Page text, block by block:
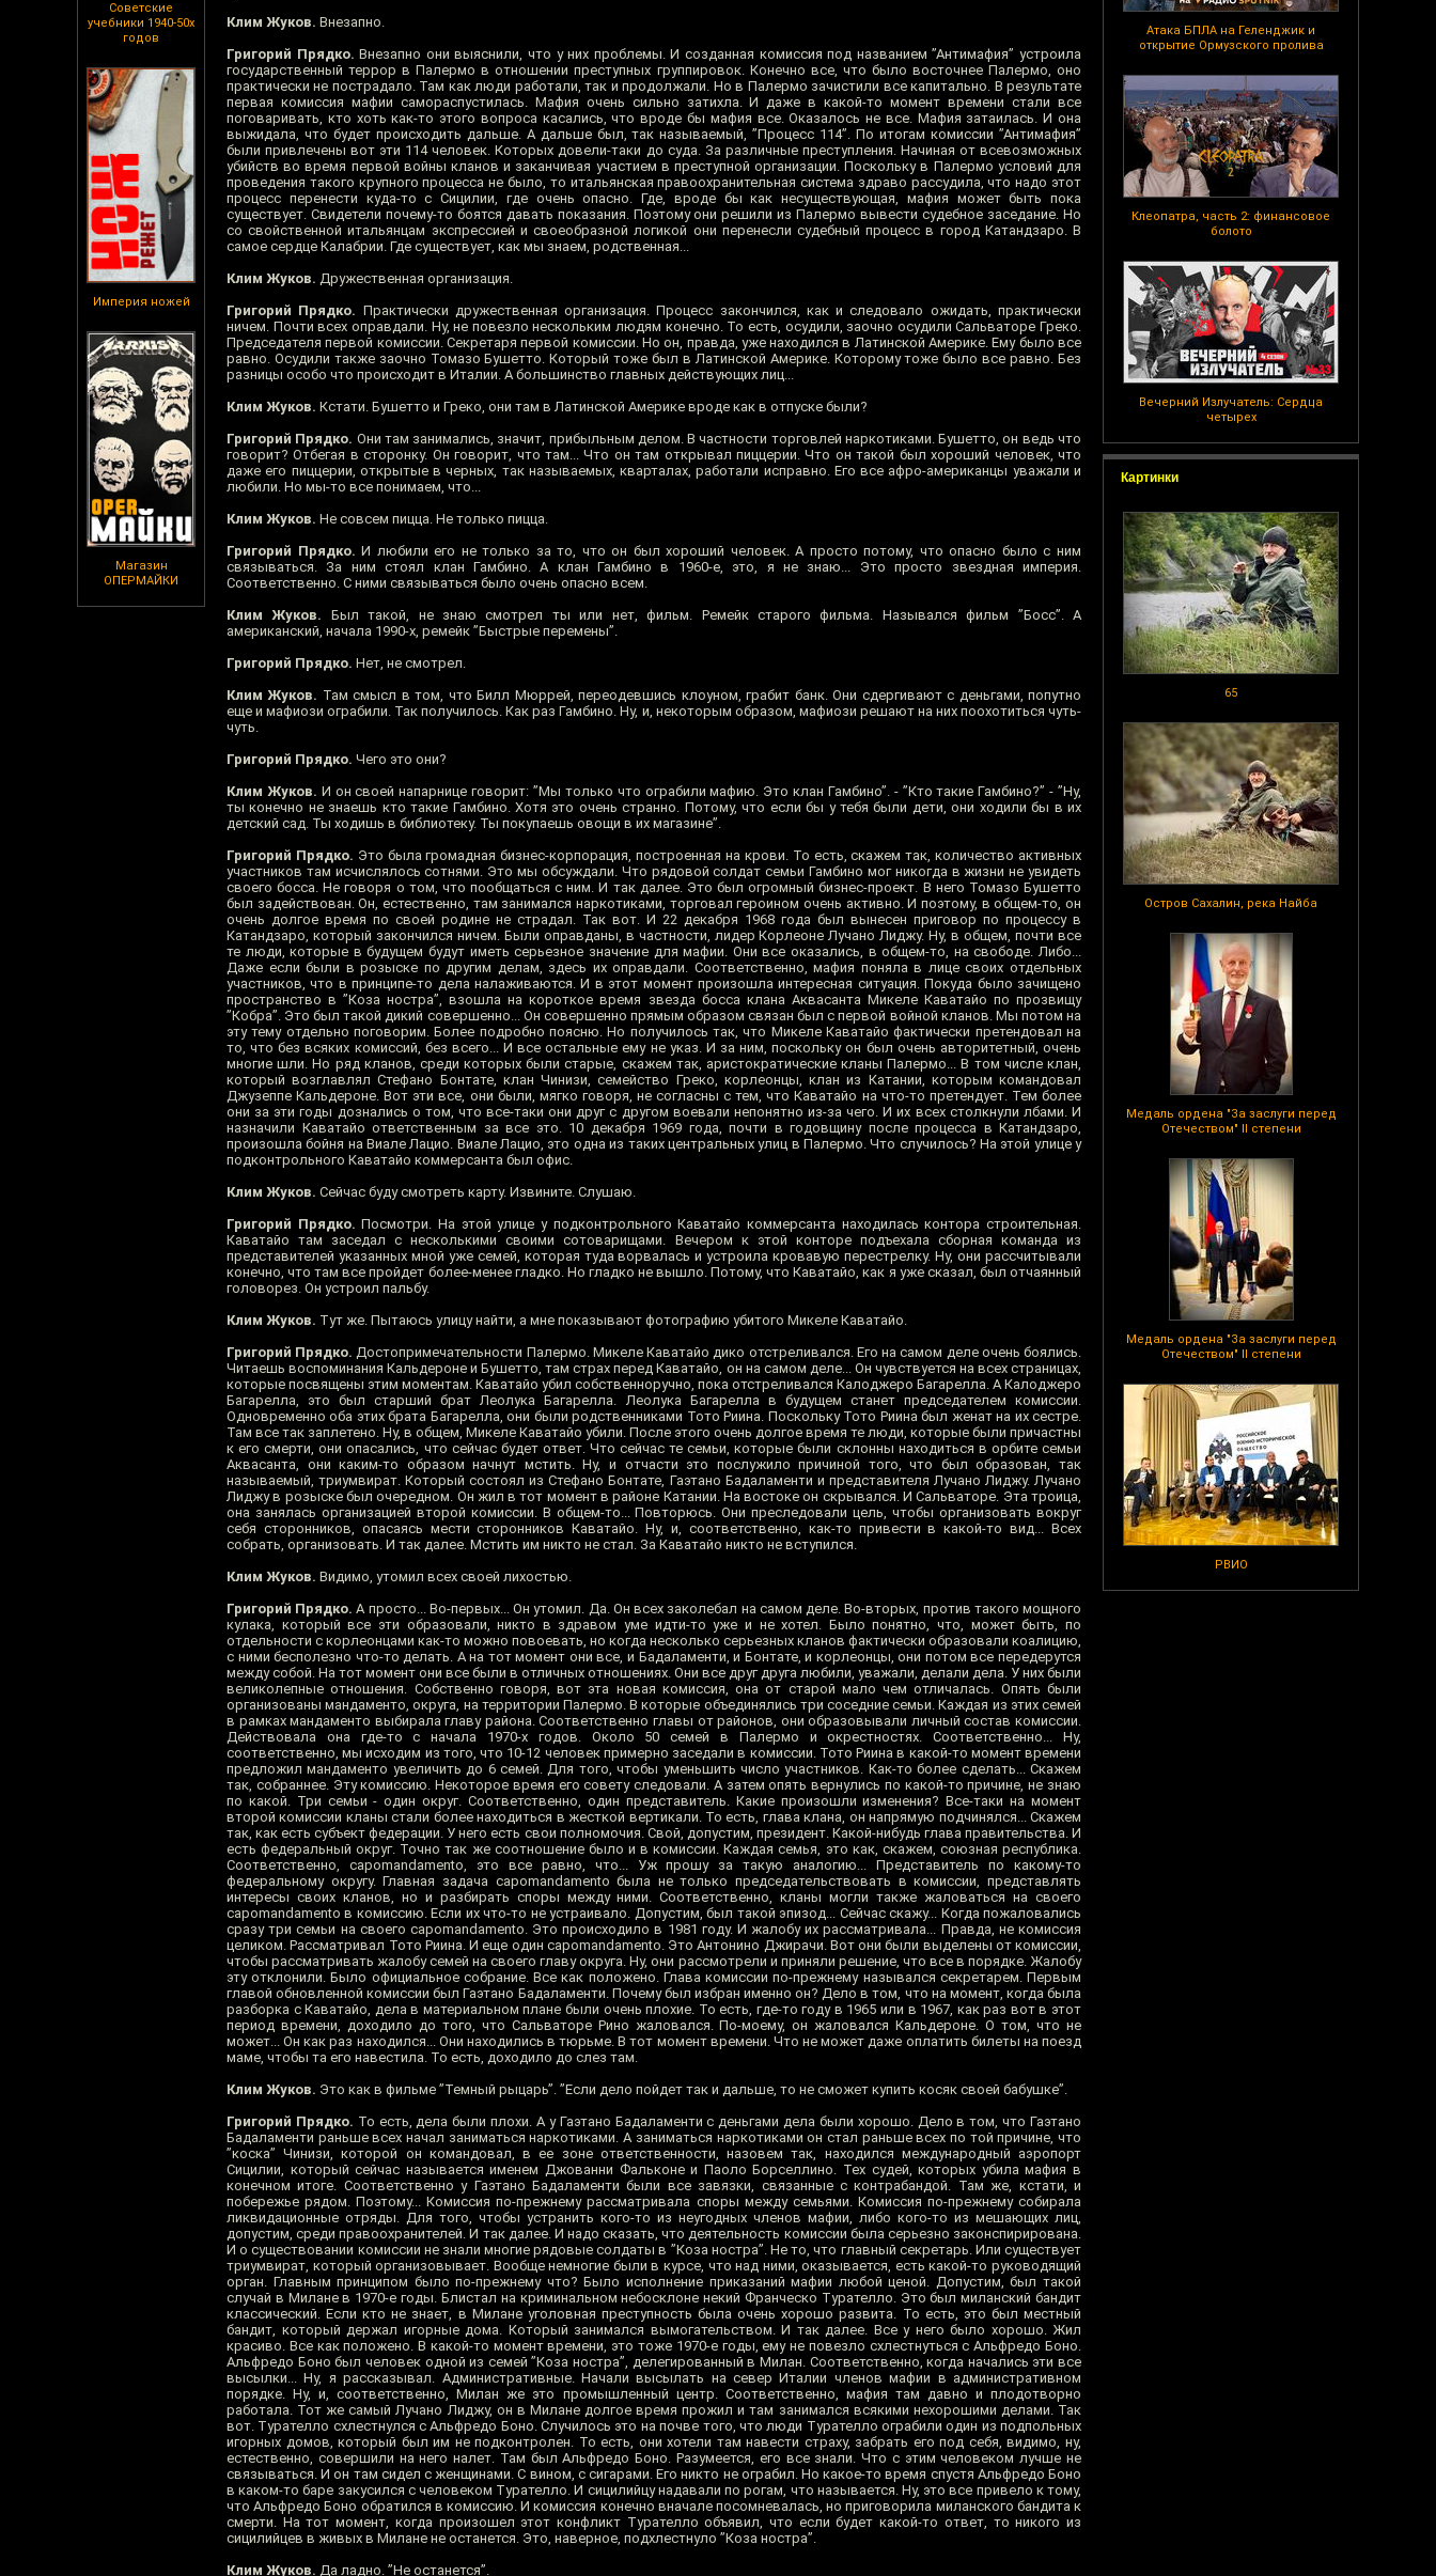
Советские
учебники 1940-50х
годов
Империя ножей
Магазин
ОПЕРМАЙКИ
Атака БПЛА на Геленджик и
открытие Ормузского пролива
Клеопатра, часть 2: финансовое
болото
Вечерний Излучатель: Сердца
четырех
Картинки
65
Остров Сахалин, река Найба
Медаль ордена "За заслуги перед
Отечеством" II степени
Медаль ордена "За заслуги перед
Отечеством" II степени
РВИО
Клим Жуков. Внезапно.
Григорий Прядко. Внезапно они выяснили, что у них проблемы. И созданная комиссия под названием ”Антимафия” устроила
государственный террор в Палермо в отношении преступных группировок. Конечно все, что было восточнее Палермо, оно
практически не пострадало. Там как люди работали, так и продолжали. Но в Палермо зачистили все капитально. В результате
первая комиссия мафии самораспустилась. Мафия очень сильно затихла. И даже в какой-то момент времени стали все
поговаривать, кто хоть как-то этого вопроса касались, что вроде бы мафия все. Оказалось не все. Мафия затаилась. И она
выжидала, что будет происходить дальше. А дальше был, так называемый, ”Процесс 114”. По итогам комиссии ”Антимафия”
были привлечены вот эти 114 человек. Которых довели-таки до суда. За различные преступления. Начиная от всевозможных
убийств во время первой войны кланов и заканчивая участием в преступной организации. Поскольку в Палермо условий для
проведения такого крупного процесса не было, то итальянская правоохранительная система здраво рассудила, что надо этот
процесс перенести куда-то с Сицилии, где очень опасно. Где, вроде бы как несуществующая, мафия может быть пока
существует. Свидетели почему-то боятся давать показания. Поэтому они решили из Палермо вывести судебное заседание. Но
со свойственной итальянцам экспрессией и своеобразной логикой они перенесли судебный процесс в город Катандзаро. В
самое сердце Калабрии. Где существует, как мы знаем, родственная...
Клим Жуков. Дружественная организация.
Григорий Прядко. Практически дружественная организация. Процесс закончился, как и следовало ожидать, практически
ничем. Почти всех оправдали. Ну, не повезло нескольким людям конечно. То есть, осудили, заочно осудили Сальваторе Греко.
Председателя первой комиссии. Секретаря первой комиссии. Но он, правда, уже находился в Латинской Америке. Ему было все
равно. Осудили также заочно Томазо Бушетто. Который тоже был в Латинской Америке. Которому тоже было все равно. Без
разницы особо что происходит в Италии. А большинство главных действующих лиц...
Клим Жуков. Кстати. Бушетто и Греко, они там в Латинской Америке вроде как в отпуске были?
Григорий Прядко. Они там занимались, значит, прибыльным делом. В частности торговлей наркотиками. Бушетто, он ведь что
говорит? Отбегая в сторонку. Он говорит, что там... Что он там открывал пиццерии. Что он такой был хороший человек, что
даже его пиццерии, открытые в черных, так называемых, кварталах, работали исправно. Его все афро-американцы уважали и
любили. Но мы-то все понимаем, что...
Клим Жуков. Не совсем пицца. Не только пицца.
Григорий Прядко. И любили его не только за то, что он был хороший человек. А просто потому, что опасно было с ним
связываться. За ним стоял клан Гамбино. А клан Гамбино в 1960-е, это, я не знаю... Это просто звездная империя.
Соответственно. С ними связываться было очень опасно всем.
Клим Жуков. Был такой, не знаю смотрел ты или нет, фильм. Ремейк старого фильма. Назывался фильм ”Босс”. А
американский, начала 1990-х, ремейк ”Быстрые перемены”.
Григорий Прядко. Нет, не смотрел.
Клим Жуков. Там смысл в том, что Билл Мюррей, переодевшись клоуном, грабит банк. Они сдергивают с деньгами, попутно
еще и мафиози ограбили. Так получилось. Как раз Гамбино. Ну, и, некоторым образом, мафиози решают на них поохотиться чуть-
чуть.
Григорий Прядко. Чего это они?
Клим Жуков. И он своей напарнице говорит: ”Мы только что ограбили мафию. Это клан Гамбино”. - ”Кто такие Гамбино?” - ”Ну,
ты конечно не знаешь кто такие Гамбино. Хотя это очень странно. Потому, что если бы у тебя были дети, они ходили бы в их
детский сад. Ты ходишь в библиотеку. Ты покупаешь овощи в их магазине”.
Григорий Прядко. Это была громадная бизнес-корпорация, построенная на крови. То есть, скажем так, количество активных
участников там исчислялось сотнями. Это мы обсуждали. Что рядовой солдат семьи Гамбино мог никогда в жизни не увидеть
своего босса. Не говоря о том, что пообщаться с ним. И так далее. Это был огромный бизнес-проект. В него Томазо Бушетто
был задействован. Он, естественно, там занимался наркотиками, торговал героином очень активно. И поэтому, в общем-то, он
очень долгое время по своей родине не страдал. Так вот. И 22 декабря 1968 года был вынесен приговор по процессу в
Катандзаро, который закончился ничем. Были оправданы, в частности, лидер Корлеоне Лучано Лиджу. Ну, в общем, почти все
те люди, которые в будущем будут иметь серьезное значение для мафии. Они все оказались, в общем-то, на свободе. Либо...
Даже если были в розыске по другим делам, здесь их оправдали. Соответственно, мафия поняла в лице своих отдельных
участников, что в принципе-то дела налаживаются. И в этот момент произошла интересная ситуация. Покуда было зачищено
пространство в ”Коза ностра”, взошла на короткое время звезда босса клана Аквасанта Микеле Каватайо по прозвищу
”Кобра”. Это был такой дикий совершенно... Он совершенно прямым образом связан был с первой войной кланов. Мы потом на
эту тему отдельно поговорим. Более подробно поясню. Но получилось так, что Микеле Каватайо фактически претендовал на
то, что без всяких комиссий, без всего... И все остальные ему не указ. И за ним, поскольку он был очень авторитетный, очень
многие шли. Но ряд кланов, среди которых были старые, скажем так, аристократические кланы Палермо... В том числе клан,
который возглавлял Стефано Бонтате, клан Чинизи, семейство Греко, корлеонцы, клан из Катании, которым командовал
Джузеппе Кальдероне. Вот эти все, они были, мягко говоря, не согласны с тем, что Каватайо на что-то претендует. Тем более
они за эти годы дознались о том, что все-таки они друг с другом воевали непонятно из-за чего. И их всех столкнули лбами. И
назначили Каватайо ответственным за все это. 10 декабря 1969 года, почти в годовщину после процесса в Катандзаро,
произошла бойня на Виале Лацио. Виале Лацио, это одна из таких центральных улиц в Палермо. Что случилось? На этой улице у
подконтрольного Каватайо коммерсанта был офис.
Клим Жуков. Сейчас буду смотреть карту. Извините. Слушаю.
Григорий Прядко. Посмотри. На этой улице у подконтрольного Каватайо коммерсанта находилась контора строительная.
Каватайо там заседал с несколькими своими сотоварищами. Вечером к этой конторе подъехала сборная команда из
представителей указанных мной уже семей, которая туда ворвалась и устроила кровавую перестрелку. Ну, они рассчитывали
конечно, что там все пройдет более-менее гладко. Но гладко не вышло. Потому, что Каватайо, как я уже сказал, был отчаянный
головорез. Он устроил пальбу.
Клим Жуков. Тут же. Пытаюсь улицу найти, а мне показывают фотографию убитого Микеле Каватайо.
Григорий Прядко. Достопримечательности Палермо. Микеле Каватайо дико отстреливался. Его на самом деле очень боялись.
Читаешь воспоминания Кальдероне и Бушетто, там страх перед Каватайо, он на самом деле... Он чувствуется на всех страницах,
которые посвящены этим моментам. Каватайо убил собственноручно, пока отстреливался Калоджеро Багарелла. А Калоджеро
Багарелла, это был старший брат Леолука Багарелла. Леолука Багарелла в будущем станет председателем комиссии.
Одновременно оба этих брата Багарелла, они были родственниками Тото Риина. Поскольку Тото Риина был женат на их сестре.
Там все так заплетено. Ну, в общем, Микеле Каватайо убили. После этого очень долгое время те люди, которые были причастны
к его смерти, они опасались, что сейчас будет ответ. Что сейчас те семьи, которые были склонны находиться в орбите семьи
Аквасанта, они каким-то образом начнут мстить. Ну, и отчасти это послужило причиной того, что был образован, так
называемый, триумвират. Который состоял из Стефано Бонтате, Гаэтано Бадаламенти и представителя Лучано Лиджу. Лучано
Лиджу в розыске был очередном. Он жил в тот момент в районе Катании. На востоке он скрывался. И Сальваторе. Эта троица,
она занялась организацией второй комиссии. В общем-то... Повторюсь. Они преследовали цель, чтобы организовать вокруг
себя сторонников, опасаясь мести сторонников Каватайо. Ну, и, соответственно, как-то привести в какой-то вид... Всех
собрать, организовать. И так далее. Мстить им никто не стал. За Каватайо никто не вступился.
Клим Жуков. Видимо, утомил всех своей лихостью.
Григорий Прядко. А просто... Во-первых... Он утомил. Да. Он всех заколебал на самом деле. Во-вторых, против такого мощного
кулака, который все эти образовали, никто в здравом уме идти-то уже и не хотел. Было понятно, что, может быть, по
отдельности с корлеонцами как-то можно повоевать, но когда несколько серьезных кланов фактически образовали коалицию,
с ними бесполезно что-то делать. А на тот момент они все, и Бадаламенти, и Бонтате, и корлеонцы, они потом все передерутся
между собой. На тот момент они все были в отличных отношениях. Они все друг друга любили, уважали, делали дела. У них были
великолепные отношения. Собственно говоря, вот эта новая комиссия, она от старой мало чем отличалась. Опять были
организованы мандаменто, округа, на территории Палермо. В которые объединялись три соседние семьи. Каждая из этих семей
в рамках мандаменто выбирала главу района. Соответственно главы от районов, они образовывали личный состав комиссии.
Действовала она где-то с начала 1970-х годов. Около 50 семей в Палермо и окрестностях. Соответственно... Ну,
соответственно, мы исходим из того, что 10-12 человек примерно заседали в комиссии. Тото Риина в какой-то момент времени
предложил мандаменто увеличить до 6 семей. Для того, чтобы уменьшить число участников. Как-то более сделать... Скажем
так, собраннее. Эту комиссию. Некоторое время его совету следовали. А затем опять вернулись по какой-то причине, не знаю
по какой. Три семьи - один округ. Соответственно, один представитель. Какие произошли изменения? Все-таки на момент
второй комиссии кланы стали более находиться в жесткой вертикали. То есть, глава клана, он напрямую подчинялся... Скажем
так, как есть субъект федерации. У него есть свои полномочия. Свой, допустим, президент. Какой-нибудь глава правительства. И
есть федеральный округ. Точно так же соотношение было и в комиссии. Каждая семья, это как, скажем, союзная республика.
Соответственно, capomandamento, это все равно, что... Уж прошу за такую аналогию... Представитель по какому-то
федеральному округу. Главная задача capomandamento была не только председательствовать в комиссии, представлять
интересы своих кланов, но и разбирать споры между ними. Соответственно, кланы могли также жаловаться на своего
capomandamento в комиссию. Если их что-то не устраивало. Допустим, был такой эпизод... Сейчас скажу... Когда пожаловались
сразу три семьи на своего capomandamento. Это происходило в 1981 году. И жалобу их рассматривала... Правда, не комиссия
целиком. Рассматривал Тото Риина. И еще один capomandamento. Это Антонино Джирачи. Вот они были выделены от комиссии,
чтобы рассматривать жалобу семей на своего главу округа. Ну, они рассмотрели и приняли решение, что все в порядке. Жалобу
эту отклонили. Было официальное собрание. Все как положено. Глава комиссии по-прежнему назывался секретарем. Первым
главой обновленной комиссии был Гаэтано Бадаламенти. Почему был избран именно он? Дело в том, что на момент, когда была
разборка с Каватайо, дела в материальном плане были очень плохие. То есть, где-то году в 1965 или в 1967, как раз вот в этот
период времени, доходило до того, что Сальваторе Рино жаловался. По-моему, он жаловался Кальдероне. О том, что не
может... Он как раз находился... Они находились в тюрьме. В тот момент времени. Что не может даже оплатить билеты на поезд
маме, чтобы та его навестила. То есть, доходило до слез там.
Клим Жуков. Это как в фильме ”Темный рыцарь”. ”Если дело пойдет так и дальше, то не сможет купить косяк своей бабушке”.
Григорий Прядко. То есть, дела были плохи. А у Гаэтано Бадаламенти с деньгами дела были хорошо. Дело в том, что Гаэтано
Бадаламенти раньше всех начал заниматься наркотиками. А заниматься наркотиками он стал раньше всех по той причине, что
”коска” Чинизи, которой он командовал, в ее зоне ответственности, назовем так, находился международный аэропорт
Сицилии, который сейчас называется именем Джованни Фальконе и Паоло Борселлино. Тех судей, которых убила мафия в
конечном итоге. Соответственно у Гаэтано Бадаламенти были все завязки, связанные с контрабандой. Там же, кстати, и
побережье рядом. Поэтому... Комиссия по-прежнему рассматривала споры между семьями. Комиссия по-прежнему собирала
ликвидационные отряды. Для того, чтобы устранить кого-то из неугодных членов мафии, либо кого-то из мешающих лиц,
допустим, среди правоохранителей. И так далее. И надо сказать, что деятельность комиссии была серьезно законспирирована.
И о существовании комиссии не знали многие рядовые солдаты в ”Коза ностра”. Не то, что главный секретарь. Или существует
триумвират, который организовывает. Вообще немногие были в курсе, что над ними, оказывается, есть какой-то руководящий
орган. Главным принципом было по-прежнему что? Было исполнение приказаний мафии любой ценой. Допустим, был такой
случай в Милане в 1970-е годы. Блистал на криминальном небосклоне некий Франческо Турателло. Это был миланский бандит
классический. Если кто не знает, в Милане уголовная преступность была очень хорошо развита. То есть, это был местный
бандит, который держал игорные дома. Который занимался вымогательством. И так далее. Все у него было хорошо. Жил
красиво. Все как положено. В какой-то момент времени, это тоже 1970-е годы, ему не повезло схлестнуться с Альфредо Боно.
Альфредо Боно был человек одной из семей ”Коза ностра”, делегированный в Милан. Соответственно, когда начались эти все
высылки... Ну, я рассказывал. Административные. Начали высылать на север Италии членов мафии в административном
порядке. Ну, и, соответственно, Милан же это промышленный центр. Соответственно, мафия там давно и плодотворно
работала. Тот же самый Лучано Лиджу, он в Милане долгое время прожил и там занимался всякими нехорошими делами. Так
вот. Турателло схлестнулся с Альфредо Боно. Случилось это на почве того, что люди Турателло ограбили один из подпольных
игорных домов, который был им не подконтролен. То есть, они хотели там навести страху, забрать его под себя, видимо, ну,
естественно, совершили на него налет. Там был Альфредо Боно. Разумеется, его все знали. Что с этим человеком лучше не
связываться. И он там сидел с женщинами. С вином, с сигарами. Его никто не ограбил. Но какое-то время спустя Альфредо Боно
в каком-то баре закусился с человеком Турателло. И сицилийцу надавали по рогам, что называется. Ну, это все привело к тому,
что Альфредо Боно обратился в комиссию. И комиссия конечно вначале посомневалась, но приговорила миланского бандита к
смерти. На тот момент, когда произошел этот конфликт Турателло объявил, что если будет какой-то ответ, то никого из
сицилийцев в живых в Милане не останется. Это, наверное, подхлестнуло ”Коза ностра”.
Клим Жуков. Да ладно. ”Не останется”.